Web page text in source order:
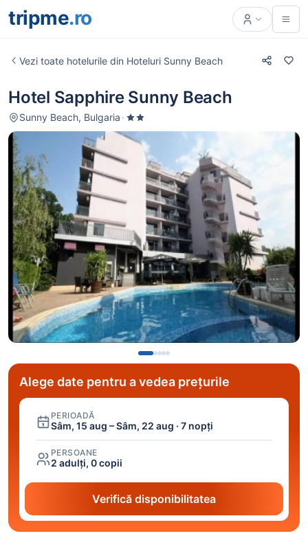
tripme.ro
Alege date pentru a vedea prețurile
PERIOADĂ
Sâm, 15 aug – Sâm, 22 aug · 7 nopți
PERSOANE
2 adulți, 0 copii
Verifică disponibilitatea
Vezi toate hotelurile din Hoteluri Sunny Beach
Hotel Sapphire Sunny Beach
Sunny Beach, Bulgaria ·